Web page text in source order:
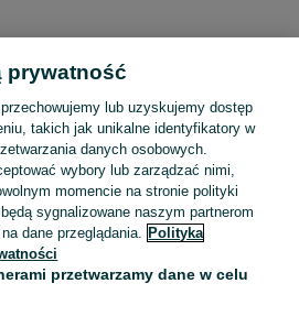
nie jest już dostępne
prywatność
lub uzyskujemy dostęp
takich jak unikalne identyfikatory w
danych osobowych.
wybory lub zarządzać nimi,
momencie na stronie polityki
sygnalizowane naszym partnerom
dane przeglądania. Polityka
przetwarzamy dane w celu